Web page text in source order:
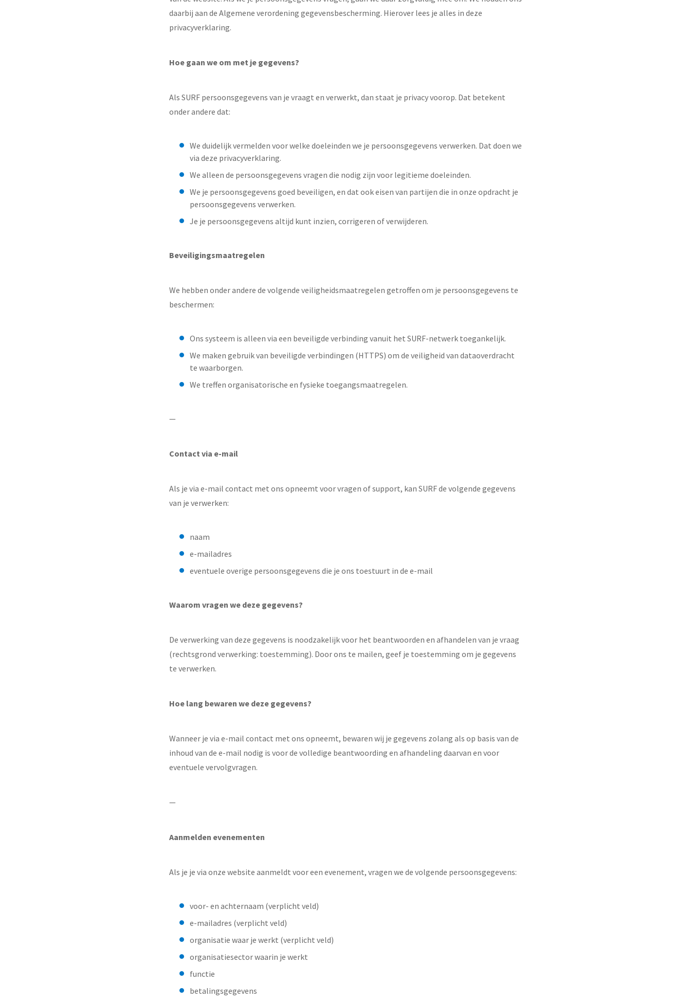
daarbij aan de Algemene verordening gegevensbescherming. Hierover lees je alles in deze
privacyverklaring.
Hoe gaan we om met je gegevens?
Als SURF persoonsgegevens van je vraagt en verwerkt, dan staat je privacy voorop. Dat betekent
onder andere dat:
We duidelijk vermelden voor welke doeleinden we je persoonsgegevens verwerken. Dat doen we
via deze privacyverklaring.
We alleen de persoonsgegevens vragen die nodig zijn voor legitieme doeleinden.
We je persoonsgegevens goed beveiligen, en dat ook eisen van partijen die in onze opdracht je
persoonsgegevens verwerken.
Je je persoonsgegevens altijd kunt inzien, corrigeren of verwijderen.
Beveiligingsmaatregelen
We hebben onder andere de volgende veiligheidsmaatregelen getroffen om je persoonsgegevens te
beschermen:
Ons systeem is alleen via een beveiligde verbinding vanuit het SURF-netwerk toegankelijk.
We maken gebruik van beveiligde verbindingen (HTTPS) om de veiligheid van dataoverdracht
te waarborgen.
We treffen organisatorische en fysieke toegangsmaatregelen.
—
Contact via e-mail
Als je via e-mail contact met ons opneemt voor vragen of support, kan SURF de volgende gegevens
van je verwerken:
naam
e-mailadres
eventuele overige persoonsgegevens die je ons toestuurt in de e-mail
Waarom vragen we deze gegevens?
De verwerking van deze gegevens is noodzakelijk voor het beantwoorden en afhandelen van je vraag
(rechtsgrond verwerking: toestemming). Door ons te mailen, geef je toestemming om je gegevens
te verwerken.
Hoe lang bewaren we deze gegevens?
Wanneer je via e-mail contact met ons opneemt, bewaren wij je gegevens zolang als op basis van de
inhoud van de e-mail nodig is voor de volledige beantwoording en afhandeling daarvan en voor
eventuele vervolgvragen.
—
Aanmelden evenementen
Als je je via onze website aanmeldt voor een evenement, vragen we de volgende persoonsgegevens:
voor- en achternaam (verplicht veld)
e-mailadres (verplicht veld)
organisatie waar je werkt (verplicht veld)
organisatiesector waarin je werkt
functie
betalingsgegevens